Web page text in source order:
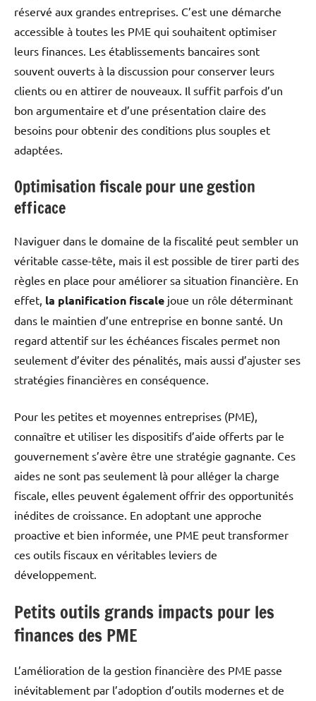
réservé aux grandes entreprises. C’est une démarche
accessible à toutes les PME qui souhaitent optimiser
leurs finances. Les établissements bancaires sont
souvent ouverts à la discussion pour conserver leurs
clients ou en attirer de nouveaux. Il suffit parfois d’un
bon argumentaire et d’une présentation claire des
besoins pour obtenir des conditions plus souples et
adaptées.
Optimisation fiscale pour une gestion
efficace
Naviguer dans le domaine de la fiscalité peut sembler un
véritable casse-tête, mais il est possible de tirer parti des
règles en place pour améliorer sa situation financière. En
effet, la planification fiscale joue un rôle déterminant
dans le maintien d’une entreprise en bonne santé. Un
regard attentif sur les échéances fiscales permet non
seulement d’éviter des pénalités, mais aussi d’ajuster ses
stratégies financières en conséquence.
Pour les petites et moyennes entreprises (PME),
connaître et utiliser les dispositifs d’aide offerts par le
gouvernement s’avère être une stratégie gagnante. Ces
aides ne sont pas seulement là pour alléger la charge
fiscale, elles peuvent également offrir des opportunités
inédites de croissance. En adoptant une approche
proactive et bien informée, une PME peut transformer
ces outils fiscaux en véritables leviers de
développement.
Petits outils grands impacts pour les
finances des PME
L’amélioration de la gestion financière des PME passe
inévitablement par l’adoption d’outils modernes et de